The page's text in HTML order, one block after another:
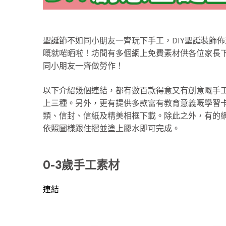
聖誕節不如同小朋友一齊玩下手工，DIY聖誕裝飾
嘅就啱晒啦！坊間有多個網上免費素材供各位家
同小朋友一齊做勞作！
以下介紹幾個連結，都有數百款得意又有創意嘅
上三種。另外，更有提供多款富有教育意義嘅學
類、信封、信紙及精美相框下載。除此之外，有
依照圖樣跟住摺並塗上膠水即可完成。
0-3歲手工素材
連結